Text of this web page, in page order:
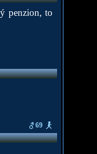
penzion, to
69